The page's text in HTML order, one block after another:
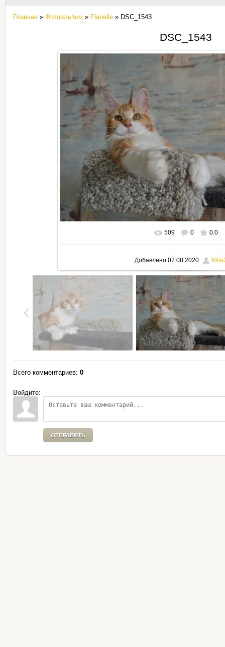
Главная » Фотоальбом » Flanelle » DSC_1543
DSC_1543
В реальном размере 795x530
509 0 0.0
Добавлено07.08.2020
Всего комментариев: 0
Войдите:
ОТПРАВИТЬ